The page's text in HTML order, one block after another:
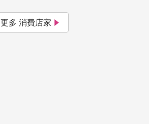
更多 消費店家